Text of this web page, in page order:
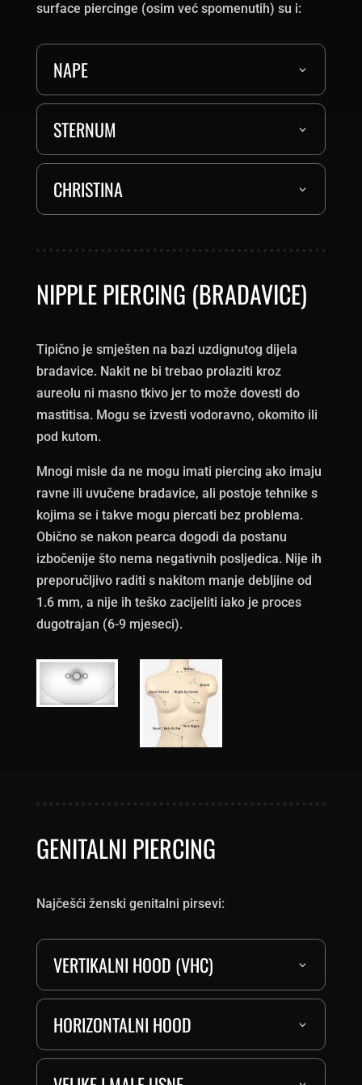
surface piercinge (osim već spomenutih) su i:
NAPE
STERNUM
CHRISTINA
NIPPLE PIERCING (BRADAVICE)
Tipično je smješten na bazi uzdignutog dijela
bradavice. Nakit ne bi trebao prolaziti kroz
aureolu ni masno tkivo jer to može dovesti do
mastitisa. Mogu se izvesti vodoravno, okomito ili
pod kutom.
Mnogi misle da ne mogu imati piercing ako imaju
ravne ili uvučene bradavice, ali postoje tehnike s
kojima se i takve mogu piercati bez problema.
Obično se nakon pearca dogodi da postanu
izbočenije što nema negativnih posljedica. Nije ih
preporučljivo raditi s nakitom manje debljine od
1.6 mm, a nije ih teško zacijeliti iako je proces
dugotrajan (6-9 mjeseci).
GENITALNI PIERCING
Najčešći ženski genitalni pirsevi:
VERTIKALNI HOOD (VHC)
HORIZONTALNI HOOD